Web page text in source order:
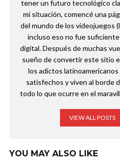
tener un futuro tecnológico
mi situación, comencé una
del mundo de los videojuegos
incluso eso no fue
digital. Después de muchas
sueño de convertir este sitio
los adictos
satisfechos y viven al borde
todo lo que ocurre en el
VIEW ALL POSTS
YOU MAY ALSO LIKE